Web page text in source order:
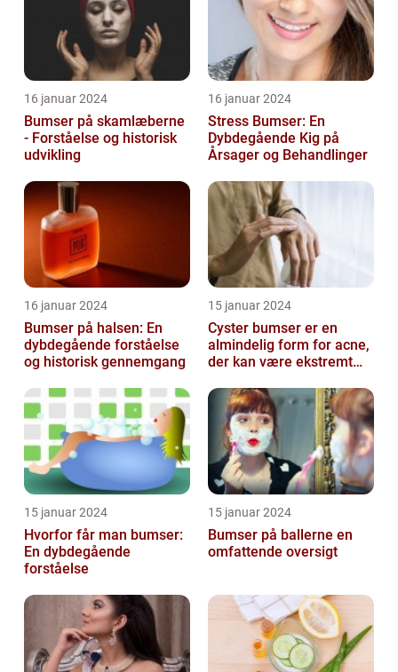
16 januar 2024
Bumser på skamlæberne
- Forståelse og historisk
udvikling
16 januar 2024
Stress Bumser: En
Dybdegående Kig på
Årsager og Behandlinger
16 januar 2024
Bumser på halsen: En
dybdegående forståelse
og historisk gennemgang
15 januar 2024
Cyster bumser er en
almindelig form for acne,
der kan være ekstremt
belastende for d...
15 januar 2024
Hvorfor får man bumser:
En dybdegående
forståelse
15 januar 2024
Bumser på ballerne en
omfattende oversigt